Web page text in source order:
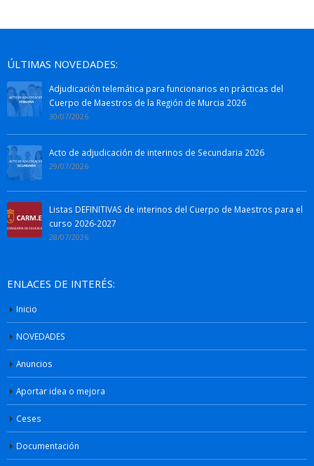
ÚLTIMAS NOVEDADES:
Adjudicación telemática para funcionarios en prácticas del
Cuerpo de Maestros de la Región de Murcia 2026
30/07/2026
Acto de adjudicación de interinos de Secundaria 2026
29/07/2026
Listas DEFINITIVAS de interinos del Cuerpo de Maestros para el
curso 2026-2027
28/07/2026
ENLACES DE INTERÉS:
Inicio
NOVEDADES
Anuncios
Aportar idea o mejora
Ceses
Documentación